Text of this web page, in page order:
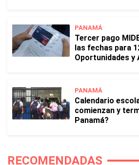
PANAMÁ
Tercer pago
las fechas para
Oportunidades y
PANAMÁ
Calendario
comienzan y
Panamá?
RECOMENDADAS